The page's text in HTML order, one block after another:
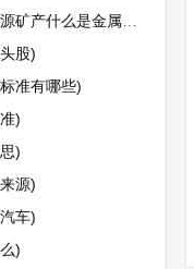
属矿产和非金属矿产)
股)
准有哪些)
)
)
源)
车)
)